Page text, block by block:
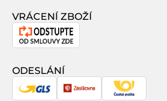
VRÁCENÍ ZBOŽÍ
Odstoupení
smlouvy
ODESLÁNÍ
GLS ZásilkovnaČeská